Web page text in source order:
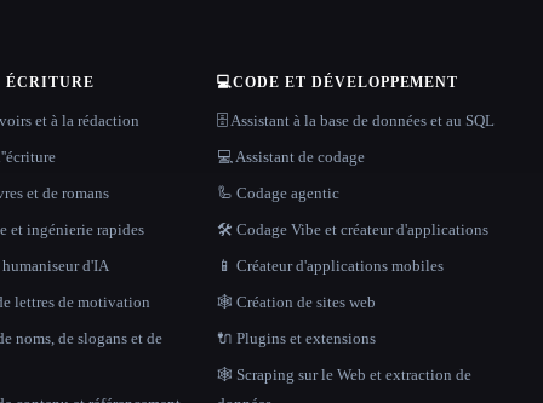
ÉCRITURE
et à la rédaction
et de romans
et ingénierie rapides
d'IA
lettres de motivation
noms, de slogans et de
💻CODE ET DÉVELOPPEMENT
🗄️ Assistant à la base de données et au SQL
💻 Assistant de codage
🦾 Codage agentic
🛠️ Codage Vibe et créateur d'applications
📱 Créateur d'applications mobiles
🕸 Création de sites web
🔌 Plugins et extensions
🕸️ Scraping sur le Web et extraction de